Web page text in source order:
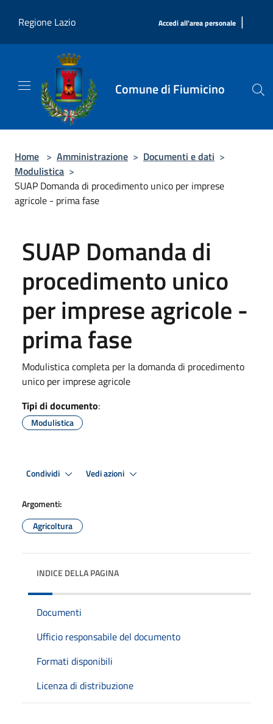
Regione Lazio
Accedi all'area personale |
Comune di Fiumicino
Home > Amministrazione > Documenti e dati >
Modulistica >
SUAP Domanda di procedimento unico per imprese
agricole - prima fase
SUAP Domanda di
procedimento unico
per imprese agricole -
prima fase
Modulistica completa per la domanda di procedimento
unico per imprese agricole
Tipi di documento:
Modulistica
Condividi Vedi azioni
Argomenti:
Agricoltura
INDICE DELLA PAGINA
Documenti
Ufficio responsabile del documento
Formati disponibili
Licenza di distribuzione